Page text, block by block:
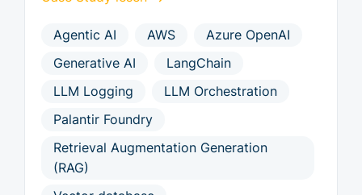
Agentic AI AWS
Azure OpenAI
Generative AI
LangChain
LLM Logging
LLM Orchestration
Palantir Foundry
Retrieval Augmentation Generation
(RAG)